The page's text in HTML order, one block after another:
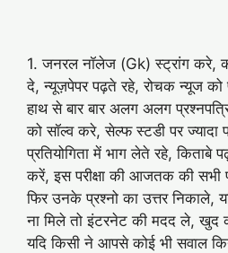
1. जनरल नॉलेज (Gk) स्ट्रांग करे,
दे, न्यूज़पेपर पढ़ते रहे, रोचक न्यूज को
हाथ से बार बार अलग अलग
को सॉल्व करे, सेल्फ स्टडी पर ज्यादा
प्रतियोगिता में भाग लेते रहे, किताबे
करें, इस परीक्षा की आजतक की सभी
फिर उनके प्रश्नो का उत्तर निकाले,
ना मिले तो इंटरनेट की मदद ले, खुद
यदि किसी ने आपसे कोई भी सवाल